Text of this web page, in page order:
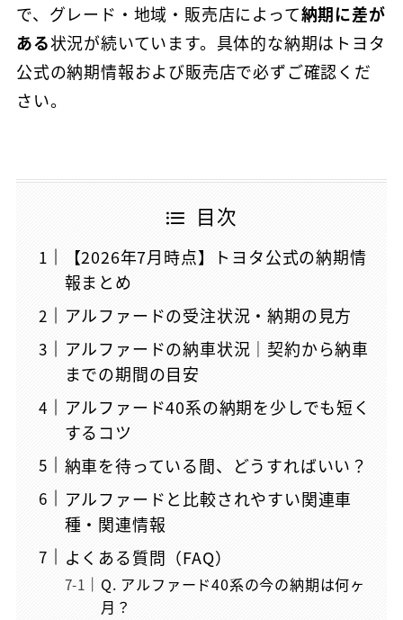
で、グレード・地域・販売店によって納期に差が
ある状況が続いています。具体的な納期はトヨタ
公式の納期情報および販売店で必ずご確認くだ
さい。
目次
【2026年7月時点】トヨタ公式の納期情
報まとめ
アルファードの受注状況・納期の見方
アルファードの納車状況｜契約から納車
までの期間の目安
アルファード40系の納期を少しでも短く
するコツ
納車を待っている間、どうすればいい？
アルファードと比較されやすい関連車
種・関連情報
よくある質問（FAQ）
Q. アルファード40系の今の納期は何ヶ
月？